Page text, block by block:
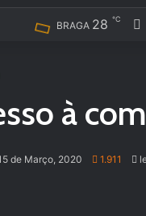
BRAGA 28 ℃
à
de Março, 2020 1.911